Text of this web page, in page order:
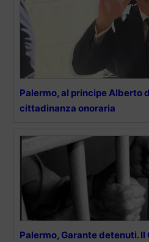
Palermo, al principe Alberto
cittadinanza onoraria
Palermo, Garante detenuti. Il